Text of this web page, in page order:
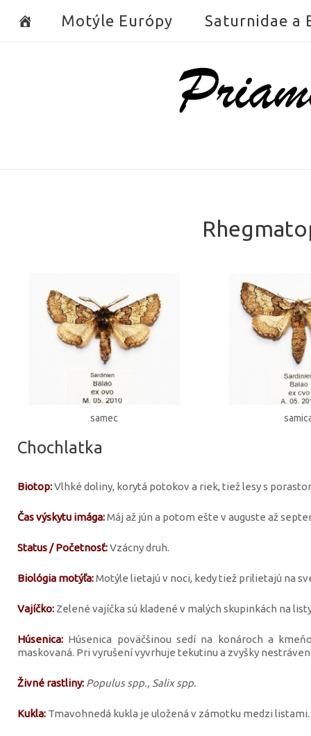
Motýle Európy Saturnidae a
Home
samec
Chochlatka
Biotop:Vlhké doliny, korytá potokov a riek, tiež lesy s
Čas výskytu imága:Máj až jún a potom ešte v auguste až
Status / Početnosť:Vzácny druh.
Biológia motýľa:Motýle lietajú v noci, kedy tiež prilietajú na
Vajíčko: Zelené vajíčka sú kladené v malých skupinkách na
Húsenica: Húsenica poväčšinou sedí na konároch a
maskovaná. Pri vyrušení vyvrhuje tekutinu a zvyšky
Živné rastliny: Populus spp., Salix spp.
Kukla: Tmavohnedá kukla je uložená v zámotku medzi listami.